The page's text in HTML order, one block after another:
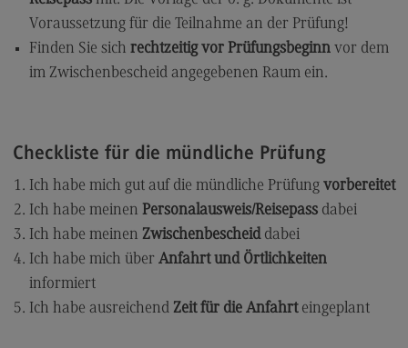
Voraussetzung für die Teilnahme an der Prüfung!
Finden Sie sich rechtzeitig vor Prüfungsbeginnvor dem
im Zwischenbescheid angegebenen Raum ein.
Checkliste für die mündliche Prüfung
Ich habe mich gut auf die mündliche Prüfung vorbereitet
Ich habe meinen Personalausweis/Reisepassdabei
Ich habe meinen Zwischenbescheiddabei
Ich habe mich über Anfahrt und Örtlichkeiten
informiert
Ich habe ausreichend Zeit für die Anfahrteingeplant